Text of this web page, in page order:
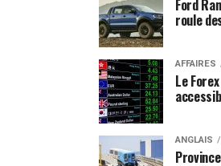
Ford
roule
AFFAIRES
Le
ANGLAIS